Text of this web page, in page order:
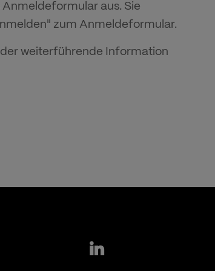
aus. Sie
zum Anmeldeformular.
weiterführende Information